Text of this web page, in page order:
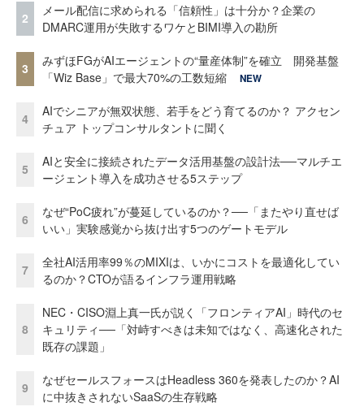
2
メール配信に求められる「信頼性」は十分か？企業の
DMARC運用が失敗するワケとBIMI導入の勘所
3
みずほFGがAIエージェントの“量産体制”を確立 開発基盤
「Wiz Base」で最大70%の工数短縮
NEW
4
AIでシニアが無双状態、若手をどう育てるのか？ アクセン
チュア トップコンサルタントに聞く
5
AIと安全に接続されたデータ活用基盤の設計法──マルチエ
ージェント導入を成功させる5ステップ
6
なぜ“PoC疲れ”が蔓延しているのか？──「またやり直せば
いい」実験感覚から抜け出す5つのゲートモデル
7
全社AI活用率99％のMIXIは、いかにコストを最適化してい
るのか？CTOが語るインフラ運用戦略
8
NEC・CISO淵上真一氏が説く「フロンティアAI」時代のセ
キュリティ──「対峙すべきは未知ではなく、高速化された
既存の課題」
9
なぜセールスフォースはHeadless 360を発表したのか？AI
に中抜きされないSaaSの生存戦略